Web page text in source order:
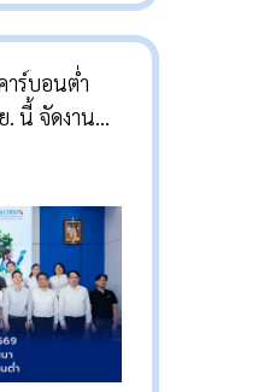
ร์บอนต่ำ
าน
กิจยั่งยืน